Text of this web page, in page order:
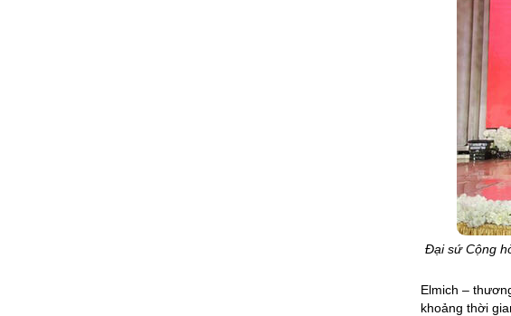
Đại sứ Cộng
Elmich –
khoảng thời